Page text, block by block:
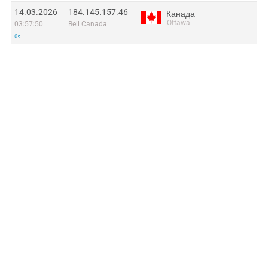
14.03.2026
03:57:50
0s
184.145.157.46
Bell Canada
Канада
Ottawa